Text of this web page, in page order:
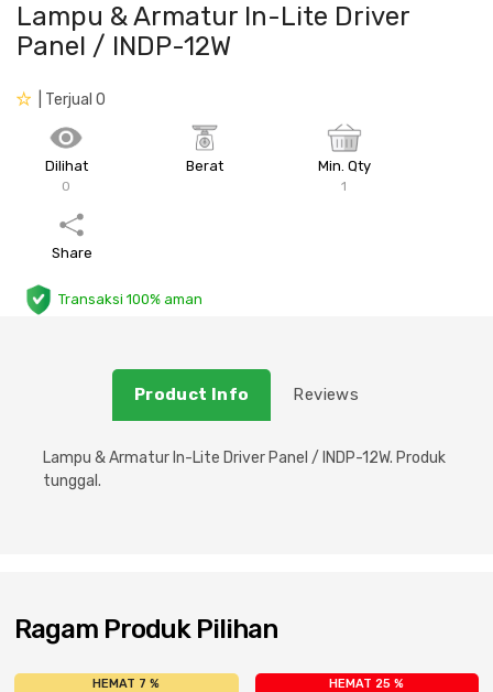
Lantai
Sanitari & Aksesorisnya
Beton
Besi Profil & Plat
Peralatan Utama
Pompa dan Pipa
Lampu & Armatur In-Lite Driver
Panel / INDP-12W
| Terjual 0
Dilihat
0
Berat Min. Qty
1
Share
Transaksi 100% aman
Product Info Reviews
Lampu & Armatur In-Lite Driver Panel / INDP-12W. Produk
tunggal.
Ragam Produk Pilihan
HEMAT 7 % HEMAT 25 %